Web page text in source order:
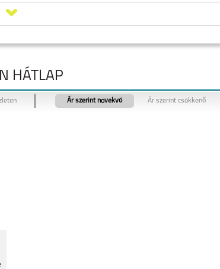
HÁTLAP
Ár szerint növekvő Ár szerint csökkenő